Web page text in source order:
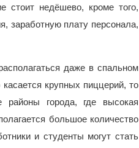
стоит недёшево, кроме того,
заработную плату персонала,
даже в спальном
крупных пиццерий, то
города, где высокая
большое количество
и студенты могут стать